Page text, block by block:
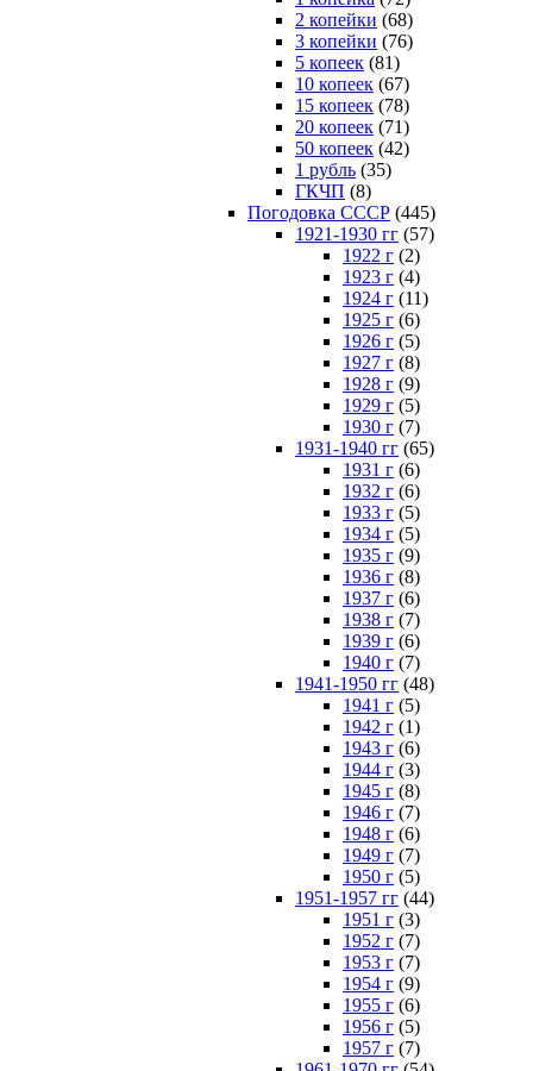
2 копейки (68)
3 копейки (76)
5 копеек (81)
10 копеек (67)
15 копеек (78)
20 копеек (71)
50 копеек (42)
1 рубль (35)
ГКЧП (8)
Погодовка СССР (445)
1921-1930 гг (57)
1922 г (2)
1923 г (4)
1924 г (11)
1925 г (6)
1926 г (5)
1927 г (8)
1928 г (9)
1929 г (5)
1930 г (7)
1931-1940 гг (65)
1931 г (6)
1932 г (6)
1933 г (5)
1934 г (5)
1935 г (9)
1936 г (8)
1937 г (6)
1938 г (7)
1939 г (6)
1940 г (7)
1941-1950 гг (48)
1941 г (5)
1942 г (1)
1943 г (6)
1944 г (3)
1945 г (8)
1946 г (7)
1948 г (6)
1949 г (7)
1950 г (5)
1951-1957 гг (44)
1951 г (3)
1952 г (7)
1953 г (7)
1954 г (9)
1955 г (6)
1956 г (5)
1957 г (7)